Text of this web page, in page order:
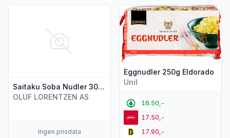
Saitaku Soba Nudler 300g
OLUF LORENTZEN AS
Ingen prisdata
Vis flere detaljer for produktet "Saitaku Soba Nudler 300g"
Eggnudler 250g Eldorado
Unil
16.50,-
17.50,-
17.90,-
Vis flere detaljer for